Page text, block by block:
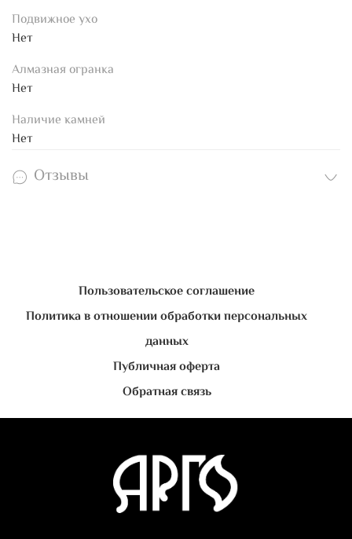
Подвижное ухо
Нет
Алмазная огранка
Нет
Наличие камней
Нет
Отзывы
Пользовательское соглашение
Политика в отношении обработки персональных
данных
Публичная оферта
Обратная связь